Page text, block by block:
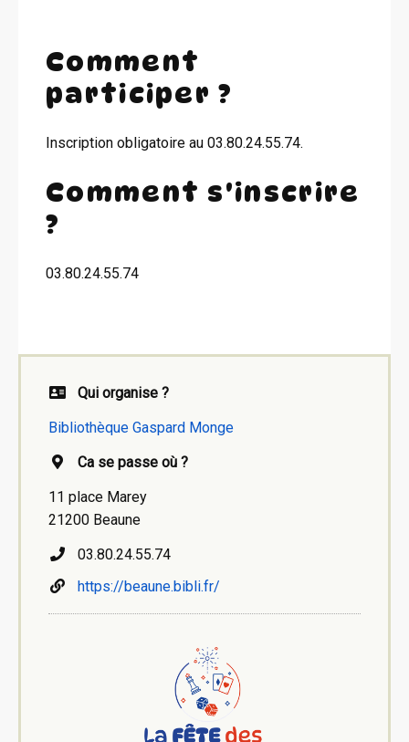
Comment
participer ?
Inscription obligatoire au 03.80.24.55.74.
Comment s'inscrire
?
03.80.24.55.74
Qui organise ?
Bibliothèque Gaspard Monge
Ca se passe où ?
11 place Marey
21200 Beaune
03.80.24.55.74
https://beaune.bibli.fr/